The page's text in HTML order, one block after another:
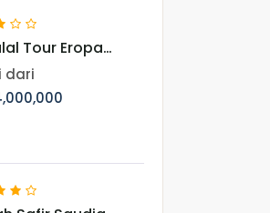
Tour Eropa
Hari Menjelajahi
Ikon Dunia,
Musim
dari